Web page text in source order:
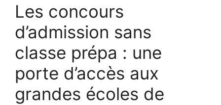
Les concours
d’admission sans
classe prépa : une
porte d’accès aux
grandes écoles de